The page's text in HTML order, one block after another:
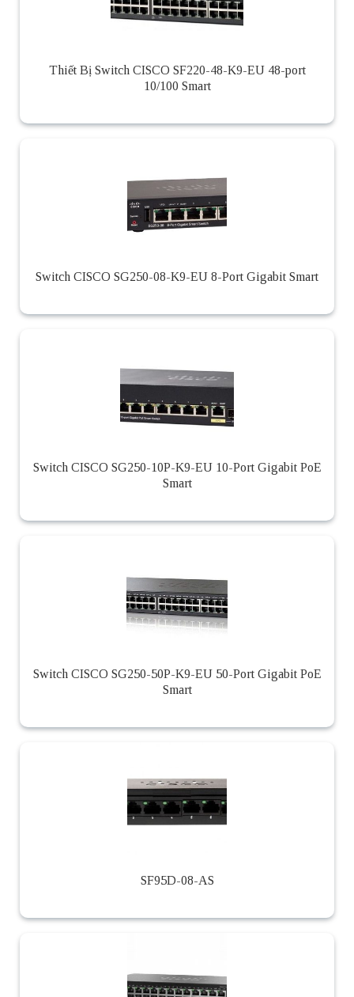
Thiết Bị Switch CISCO SF220-48-K9-EU 48-port
10/100 Smart
Switch CISCO SG250-08-K9-EU 8-Port Gigabit Smart
Switch CISCO SG250-10P-K9-EU 10-Port Gigabit PoE
Smart
Switch CISCO SG250-50P-K9-EU 50-Port Gigabit PoE
Smart
SF95D-08-AS